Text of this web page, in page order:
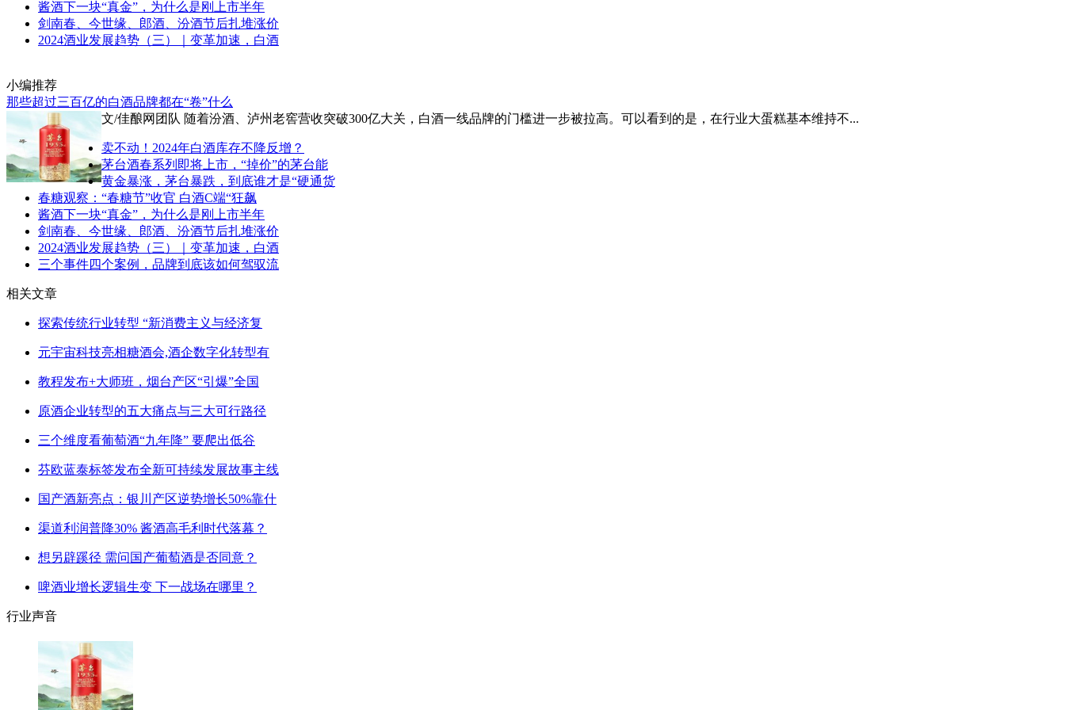
酱酒下一块“真金”，为什么是刚上市半年
剑南春、今世缘、郎酒、汾酒节后扎堆涨价
2024酒业发展趋势（三）｜变革加速，白酒
小编推荐
那些超过三百亿的白酒品牌都在“卷”什么
文/佳酿网团队 随着汾酒、泸州老窖营收突破300亿大关，白酒一线品牌的门槛进一步被拉高。可以看到的是，在行业大蛋糕基本维持不...
卖不动！2024年白酒库存不降反增？
茅台酒春系列即将上市，“掉价”的茅台能
黄金暴涨，茅台暴跌，到底谁才是“硬通货
春糖观察：“春糖节”收官 白酒C端“狂飙
酱酒下一块“真金”，为什么是刚上市半年
剑南春、今世缘、郎酒、汾酒节后扎堆涨价
2024酒业发展趋势（三）｜变革加速，白酒
三个事件四个案例，品牌到底该如何驾驭流
相关文章
探索传统行业转型 “新消费主义与经济复
元宇宙科技亮相糖酒会,酒企数字化转型有
教程发布+大师班，烟台产区“引爆”全国
原酒企业转型的五大痛点与三大可行路径
三个维度看葡萄酒“九年降” 要爬出低谷
芬欧蓝泰标签发布全新可持续发展故事主线
国产酒新亮点：银川产区逆势增长50%靠什
渠道利润普降30% 酱酒高毛利时代落幕？
想另辟蹊径 需问国产葡萄酒是否同意？
啤酒业增长逻辑生变 下一战场在哪里？
行业声音